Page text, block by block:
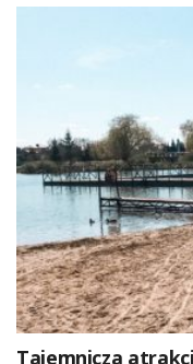
Tajemnicza